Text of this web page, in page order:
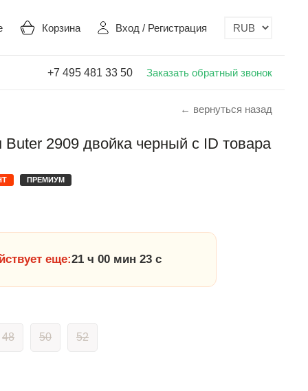
Корзина Вход / Регистрация
+7 495 481 33 50 Заказать обратный звонок
← вернуться назад
2909 двойка черный с ID товара
ПРЕМИУМ
еще:21 ч 00 мин 22 с
48 50 52